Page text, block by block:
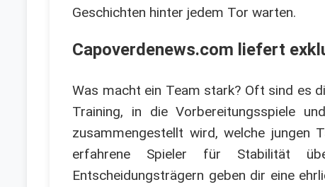
Geschichten hinter jedem Tor warten.
Capoverdenews.com liefert
Was macht ein Team stark? Oft sind es
Training, in die Vorbereitungsspiele
zusammengestellt wird, welche jungen
erfahrene Spieler für Stabilität
Entscheidungsträgern geben dir eine